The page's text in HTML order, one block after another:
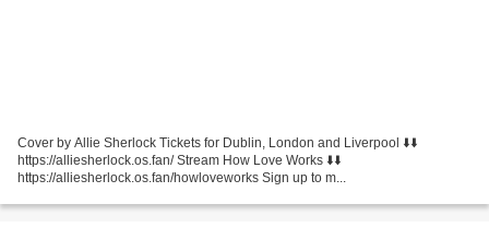
Cover by Allie Sherlock Tickets for Dublin, London and Liverpool ⬇️⬇️
https://alliesherlock.os.fan/ Stream How Love Works ⬇️⬇️
https://alliesherlock.os.fan/howloveworks Sign up to m...